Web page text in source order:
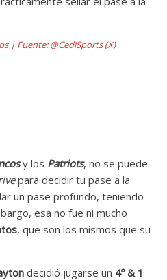
| Fuente: @CediSports (X)
y los Patriots, no se puede
para decidir tu pase a la
un pase profundo, teniendo
esa no fue ni mucho
, que son los mismos que su
decidió jugarse un 4º & 1